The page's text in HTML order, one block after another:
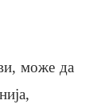
може да